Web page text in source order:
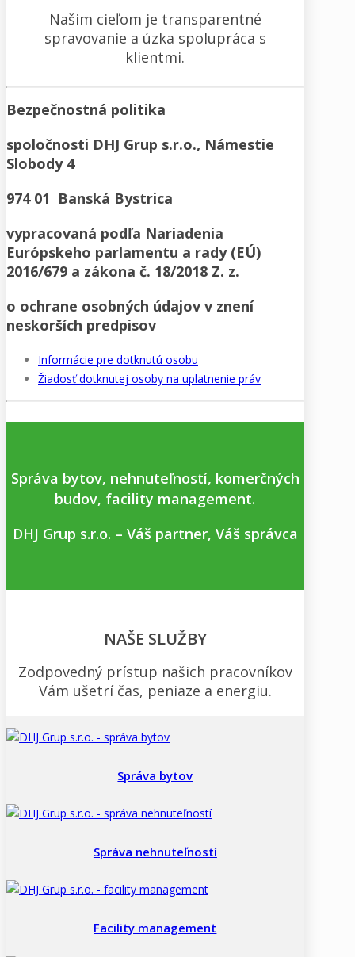
Našim cieľom je transparentné
spravovanie a úzka spolupráca s
klientmi.
Bezpečnostná politika
spoločnosti DHJ Grup s.r.o., Námestie
Slobody 4
974 01 Banská Bystrica
vypracovaná podľa Nariadenia
Európskeho parlamentu a rady (EÚ)
2016/679 a zákona č. 18/2018 Z. z.
o ochrane osobných údajov v znení
neskorších predpisov
Informácie pre dotknutú osobu
Žiadosť dotknutej osoby na uplatnenie práv
Správa bytov, nehnuteľností, komerčných
budov, facility management.
DHJ Grup s.r.o. – Váš partner, Váš správca
NAŠE SLUŽBY
Zodpovedný prístup našich pracovníkov
Vám ušetrí čas, peniaze a energiu.
Správa bytov
Správa nehnuteľností
Facility management